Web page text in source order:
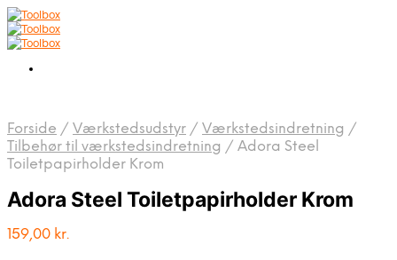
Forside / Værkstedsudstyr / Værkstedsindretning /
Tilbehør til værkstedsindretning / Adora Steel
Toiletpapirholder Krom
Adora Steel Toiletpapirholder Krom
159,00 kr.